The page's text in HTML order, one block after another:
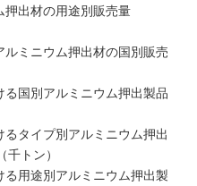
押出材の用途別販売量
ミニウム押出材の国別販売
国別アルミニウム押出製品
タイプ別アルミニウム押出
トン）
用途別アルミニウム押出製